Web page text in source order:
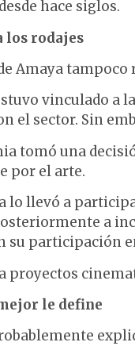
hace siglos.
los rodajes
Amaya
vinculado a
el sector. Sin
tomó una
por el arte.
lo llevó a
a
su participación
proyectos
le define